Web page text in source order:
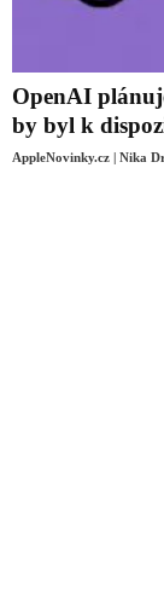
OpenAI
by byl k
AppleNovinky.cz | Nika